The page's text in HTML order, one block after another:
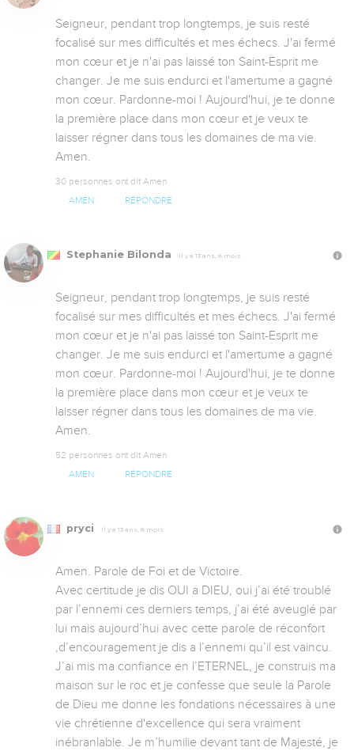
Seigneur, pendant trop longtemps, je suis resté
focalisé sur mes difficultés et mes échecs. J'ai fermé
mon cœur et je n'ai pas laissé ton Saint-Esprit me
changer. Je me suis endurci et l'amertume a gagné
mon cœur. Pardonne-moi ! Aujourd'hui, je te donne
la première place dans mon cœur et je veux te
laisser régner dans tous les domaines de ma vie.
Amen.
30 personnes ont dit Amen
AMEN RÉPONDRE
Stephanie Bilonda Il y a 13 ans, 8 mois
Seigneur, pendant trop longtemps, je suis resté
focalisé sur mes difficultés et mes échecs. J'ai fermé
mon cœur et je n'ai pas laissé ton Saint-Esprit me
changer. Je me suis endurci et l'amertume a gagné
mon cœur. Pardonne-moi ! Aujourd'hui, je te donne
la première place dans mon cœur et je veux te
laisser régner dans tous les domaines de ma vie.
Amen.
52 personnes ont dit Amen
AMEN RÉPONDRE
pryci Il y a 13 ans, 8 mois
Amen. Parole de Foi et de Victoire.
Avec certitude je dis OUI a DIEU, oui j’ai été troublé
par l’ennemi ces derniers temps, j’ai été aveuglé par
lui mais aujourd’hui avec cette parole de réconfort
,d’encouragement je dis a l’ennemi qu’il est vaincu.
J’ai mis ma confiance en l’ETERNEL, je construis ma
maison sur le roc et je confesse que seule la Parole
de Dieu me donne les fondations nécessaires à une
vie chrétienne d'excellence qui sera vraiment
inébranlable. Je m’humilie devant tant de Majesté, je